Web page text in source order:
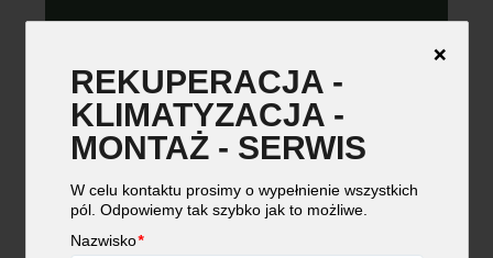
CHŁODNICTWO
WENTYLACJA
REKUPERACJA
OGRZEWANIE NADMUCHOWE
❌
REKUPERACJA -
KLIMATYZACJA -
MONTAŻ - SERWIS
W celu kontaktu prosimy o wypełnienie wszystkich
pól. Odpowiemy tak szybko jak to możliwe.
Nazwisko*